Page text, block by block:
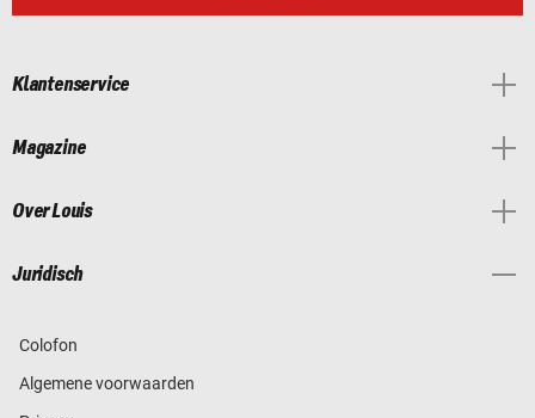
Klantenservice
Magazine
Over Louis
Juridisch
Colofon
Algemene voorwaarden